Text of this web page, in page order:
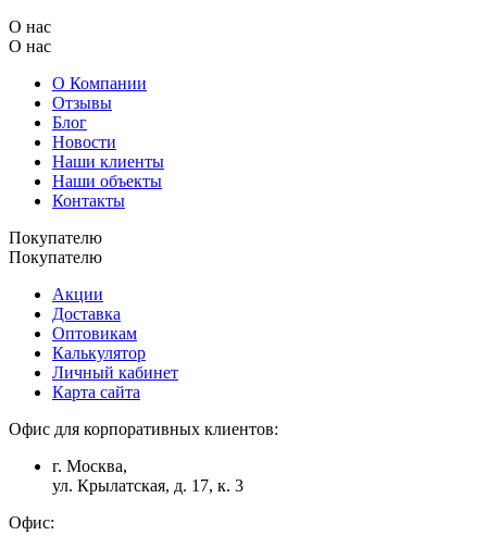
О нас
О нас
О Компании
Отзывы
Блог
Новости
Наши клиенты
Наши объекты
Контакты
Покупателю
Покупателю
Акции
Доставка
Оптовикам
Калькулятор
Личный кабинет
Карта сайта
Офис для корпоративных клиентов:
г. Москва,
ул. Крылатская, д. 17, к. 3
Офис: